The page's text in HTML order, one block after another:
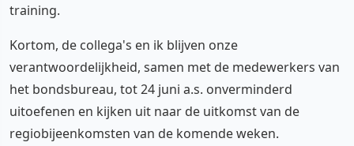
training.
Kortom, de collega's en ik blijven onze
verantwoordelijkheid, samen met de medewerkers van
het bondsbureau, tot 24 juni a.s. onverminderd
uitoefenen en kijken uit naar de uitkomst van de
regiobijeenkomsten van de komende weken.